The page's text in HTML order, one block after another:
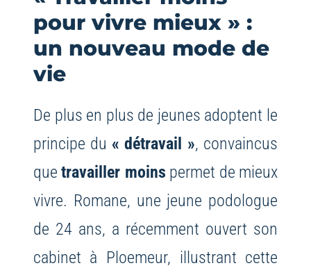
pour vivre mieux » :
un nouveau mode de
vie
De plus en plus de jeunes adoptent le
principe du « détravail », convaincus
quetravailler moins permet de mieux
vivre. Romane, une jeune podologue
de 24 ans, a récemment ouvert son
cabinet à Ploemeur, illustrant cette